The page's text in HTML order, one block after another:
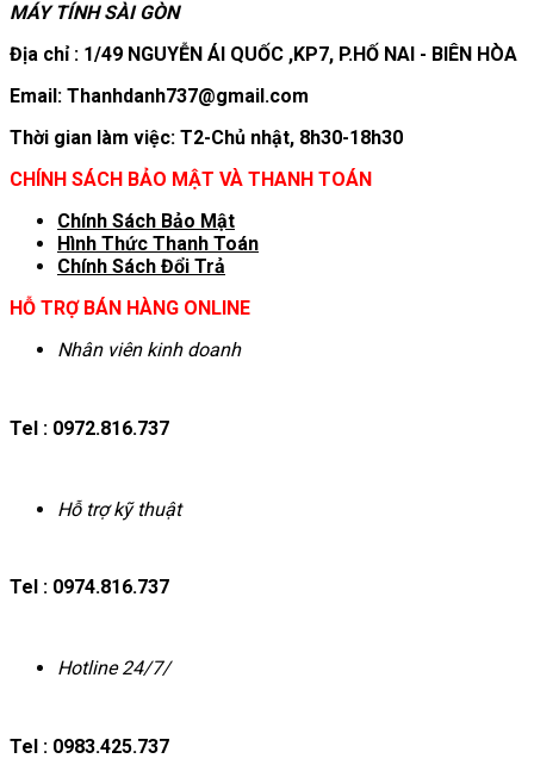
MÁY TÍNH SÀI GÒN
Địa chỉ : 1/49 NGUYỄN ÁI QUỐC ,KP7, P.HỐ NAI - BIÊN HÒA
Email: Thanhdanh737@gmail.com
Thời gian làm việc: T2-Chủ nhật, 8h30-18h30
CHÍNH SÁCH BẢO MẬT VÀ THANH TOÁN
Chính Sách Bảo Mật
Hình T hức Thanh Toán
Chính Sách Đổi Trả
HỖ TRỢ BÁN HÀNG ONLINE
Nhân viên kinh doanh
Tel : 0972.816.737
Hỗ trợ kỹ thuật
Tel : 0974.816.737
Hotline 24/7/
Tel : 0983.425.737